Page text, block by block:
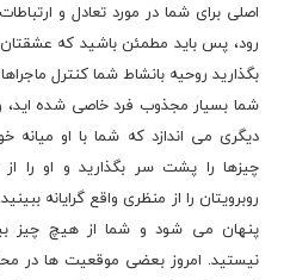
اصلی برای شما در مورد تعادل و ارتباطات
رود، پس باید مطمئن باشید که
بگذارید روحیه بانشاط شما کنترل
شما بسیار مجذوب فرد خاصی شده اید،
دیگری می اندازد که شما با او میانه
چیزها را پشت سر بگذارید و او را از
روبرویتان را از منظری واقع گرایانه
پنهان می شود و شما از هیچ چیز
نیستید. امروز بعضی موقعیت ها در